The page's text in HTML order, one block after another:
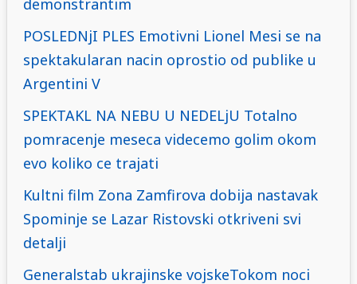
POSLEDNjI PLES Emotivni Lionel Mesi se na
spektakularan nacin oprostio od publike u
Argentini V
SPEKTAKL NA NEBU U NEDELjU Totalno
pomracenje meseca videcemo golim okom
evo koliko ce trajati
Kultni film Zona Zamfirova dobija nastavak
Spominje se Lazar Ristovski otkriveni svi
detalji
Generalstab ukrajinske vojskeTokom noci